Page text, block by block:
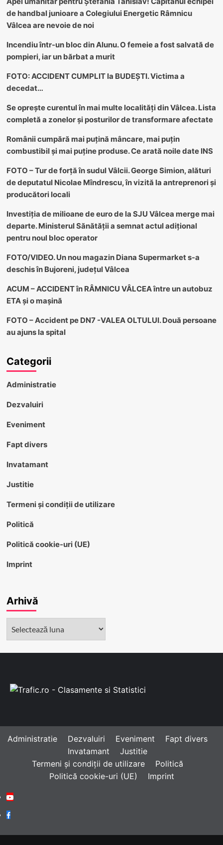
de handbal junioare a Colegiului Energetic Râmnicu
Vâlcea are nevoie de noi
Incendiu într-un bloc din Alunu. O femeie a fost salvată de
pompieri, iar un bărbat a murit
FOTO: ACCIDENT CUMPLIT la BUDEȘTI. Victima a
decedat…
Se oprește curentul în mai multe localități din Vâlcea. Lista
completă a zonelor și posturilor de transformare afectate
Românii cumpără mai puțină mâncare, mai puțin
combustibil și mai puține produse. Ce arată noile date INS
FOTO – Tur de forță în sudul Vâlcii. George Simion, alături
de deputatul Nicolae Mîndrescu, în vizită la antreprenori și
producători locali
Investiția de milioane de euro de la SJU Vâlcea merge mai
departe. Ministerul Sănătății a semnat actul adițional
pentru noul bloc operator
FOTO/VIDEO. Un nou magazin Diana Supermarket s-a
deschis în Bujoreni, județul Vâlcea
ACUM – ACCIDENT în RÂMNICU VÂLCEA între un autobuz
ETA și o mașină
FOTO – Accident pe DN7 -VALEA OLTULUI. Două persoane
au ajuns la spital
Categorii
Administratie
Dezvaluiri
Eveniment
Fapt divers
Invatamant
Justitie
Termeni și condiții de utilizare
Politică
Politică cookie-uri (UE)
Imprint
Arhivă
Administratie Dezvaluiri Eveniment
Fapt divers
Invatamant
Justitie
Termeni și condiții de utilizare
Politică
Politică cookie-uri (UE)
Imprint
Youtube
Facebook